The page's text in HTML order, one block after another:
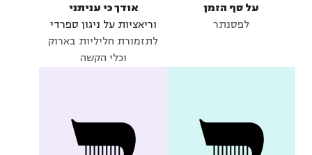
על סף הזמן
לפסנתר
אודך כי עניתני
וריאציות על ניגון ספרדי
לתזמורת חליליות בארוק
וכלי הקשה